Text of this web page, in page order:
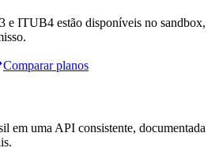
ITUB4 estão disponíveis no sandbox,
Comparar planos
em uma API consistente, documentada